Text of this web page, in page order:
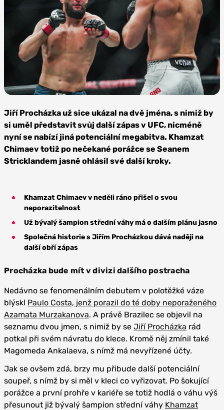
Profimedia
Jiří Procházka už sice ukázal na dvě jména, s nimiž by
si uměl představit svůj další zápas v UFC, nicméně
nyní se nabízí jiná potenciální megabitva. Khamzat
Chimaev totiž po nečekané porážce se Seanem
Stricklandem jasně ohlásil své další kroky.
Khamzat Chimaev v neděli ráno přišel o svou
neporazitelnost
Už bývalý šampion střední váhy má o dalším plánu jasno
Společná historie s Jiřím Procházkou dává naději na
další obří zápas
Procházka bude mít v divizi dalšího postracha
Nedávno se fenomenálním debutem v polotěžké váze
blýskl Paulo Costa, jenž porazil do té doby neporaženého
Azamata Murzakanova. A právě Brazilec se objevil na
seznamu dvou jmen, s nimiž by se Jiří Procházka rád
potkal při svém návratu do klece. Kromě něj zmínil také
Magomeda Ankalaeva, s nímž má nevyřízené účty.
Jak se ovšem zdá, brzy mu přibude další potenciální
soupeř, s nímž by si měl v kleci co vyřizovat. Po šokující
porážce a první prohře v kariéře se totiž hodlá o váhu výš
přesunout již bývalý šampion střední váhy Khamzat